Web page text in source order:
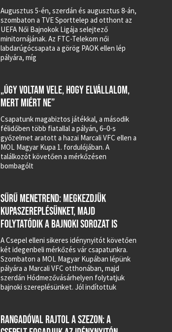
Augusztus 5-én, szerdán és augusztus 8-án,
szombaton a TVE Sporttelep ad otthont az
UEFA Női Bajnokok Ligája selejtező
minitornájának. Az FTC-Telekom női
labdarúgócsapata a görög PAOK ellen lép
pályára, míg
„ÚGY VOLTAM VELE, HOGY ELVÁLLALOM,
MERT MIÉRT NE”
Csapatunk magabiztos játékkal, a második
félidőben több fiatallal a pályán, 6–0-s
győzelmet aratott a hazai Marcali VFC ellen a
MOL Magyar Kupa 1. fordulójában. A
találkozót követően a mérkőzésen
bombagólt
SŰRŰ MENETREND: MEGKEZDJÜK
KUPASZEREPLÉSÜNKET, MAJD
FOLYTATÓDIK A BAJNOKI SOROZAT IS
A Csepel elleni sikeres idénynyitót követően
két idegenbeli mérkőzés vár csapatunkra.
Szombaton a MOL Magyar Kupában lépünk
pályára a Marcali VFC otthonában, majd
szerdán Hódmezővásárhelyen folytatjuk
bajnoki szereplésünket. Jól indítottuk
RANGADÓVAL RAJTOL A SZEZON: A